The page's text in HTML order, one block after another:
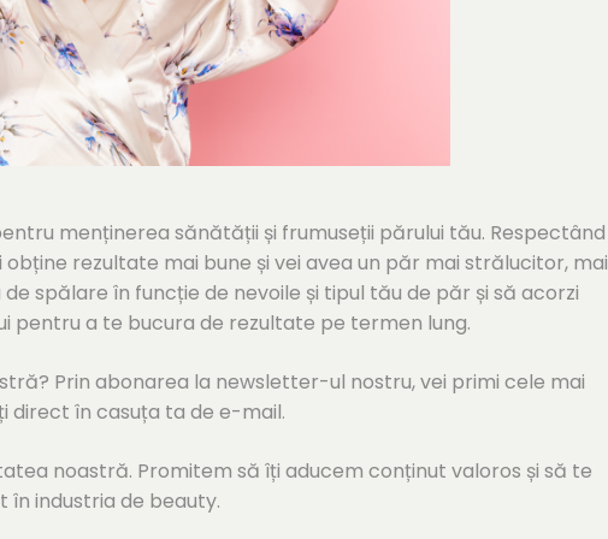
menținerea sănătății și frumuseții părului tău. Respectând
rezultate mai bune și vei avea un păr mai strălucitor, mai
spălare în funcție de nevoile și tipul tău de păr și să acorzi
pentru a te bucura de rezultate pe termen lung.
Prin abonarea la newsletter-ul nostru, vei primi cele mai
direct în casuța ta de e-mail.
noastră. Promitem să îți aducem conținut valoros și să te
industria de beauty.